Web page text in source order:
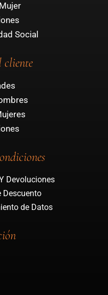
Social
cliente
Devoluciones
Descuento
de Datos